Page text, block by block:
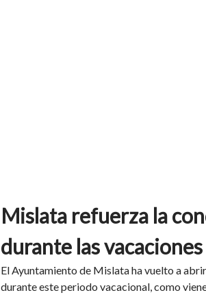
Mislata refuerza la
durante las
El Ayuntamiento de Mislata ha vuelto a
durante este periodo vacacional, como